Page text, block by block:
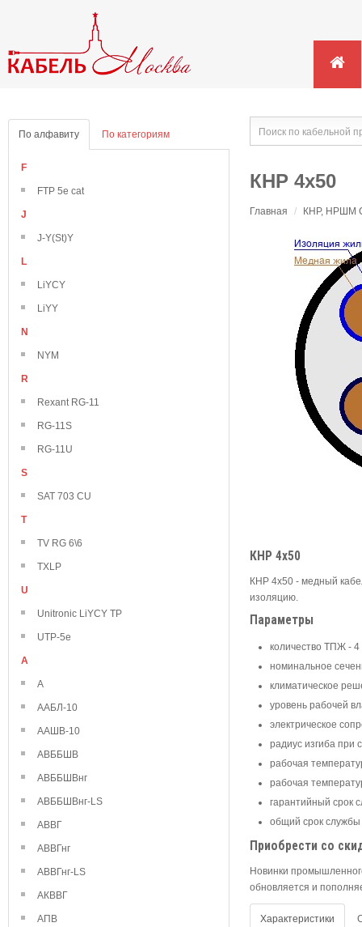
По алфавиту По категориям
F
FTP 5e cat
J
J-Y(St)Y
L
LiYCY
LiYY
N
NYM
R
Rexant RG-11
RG-11S
RG-11U
S
SAT 703 CU
T
TV RG 6\6
TXLP
U
Unitronic LiYCY TP
UTP-5e
А
А
ААБЛ-10
ААШВ-10
АВББШВ
АВББШВнг
АВББШВнг-LS
АВВГ
АВВГнг
АВВГнг-LS
АКВВГ
АПВ
КНР 4х50
Главная / КНР, НРШМ
КНР 4х50
КНР 4х50 - медный
изоляцию.
Параметры
количество ТПЖ - 4
номинальное
климатическое
уровень рабочей
электрическое
радиус изгиба при
рабочая
рабочая
гарантийный срок
общий срок службы
Приобрести со
Новинки
обновляется и
Характеристики